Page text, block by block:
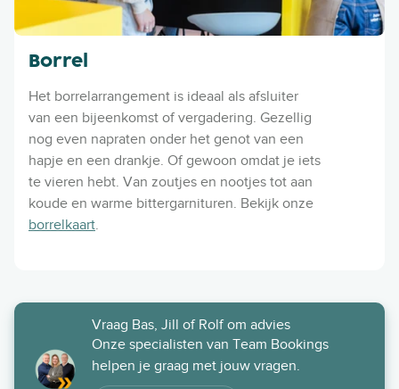
Borrel
Het borrelarrangement is ideaal als afsluiter
van een bijeenkomst of vergadering. Gezellig
nog even napraten onder het genot van een
hapje en een drankje. Of gewoon omdat je iets
te vieren hebt. Van zoutjes en nootjes tot aan
koude en warme bittergarnituren. Bekijk onze
borrelkaart.
Vraag Bas, Jill of Rolf om advies
Onze specialisten van Team Bookings
helpen je graag met jouw vragen.